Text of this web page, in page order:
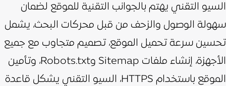
السيو التقني يهتم بالجوانب التقنية للموقع لضمان
سهولة الوصول والزحف من قبل محركات البحث، يشمل
تحسين سرعة تحميل الموقع، تصميم متجاوب مع جميع
الأجهزة، إنشاء ملفات Sitemap وRobots.txt، وتأمين
الموقع باستخدام HTTPS، السيو التقني يشكل قاعدة